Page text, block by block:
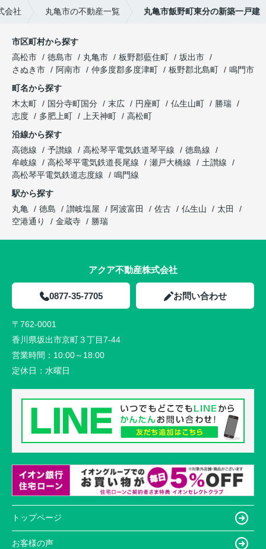
会社 丸亀市の不動産一覧 丸亀市飯野町東分の新築一戸建
市区町村から探す
高松市
徳島市 丸亀市 板野郡藍住町
坂出市
さぬき市
阿南市 仲多度郡多度津町 板野郡北島町
鳴門市
町名から探す
木太町
国分寺町国分 末広 円座町 仏生山町
勝瑞
志度
多肥上町 上天神町
高松町
沿線から探す
高徳線
予讃線 高松琴平電気鉄道琴平線
徳島線
牟岐線
高松琴平電気鉄道長尾線 瀬戸大橋線
土讃線
高松琴平電気鉄道志度線
鳴門線
駅から探す
丸亀
徳島 讃岐塩屋 阿波富田 佐古 仏生山
太田
空港通り
金蔵寺 勝瑞
アクア不動産株式会社
0877-35-7705 お問い合わせ
〒762-0001
香川県坂出市京町３丁目7-44
営業時間： 10:00～18:00
定休日： 水曜日
トップページ
お客様の声